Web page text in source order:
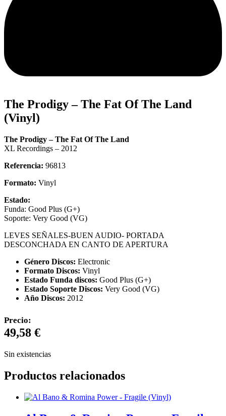
The Prodigy – The Fat Of The Land
(Vinyl)
The Prodigy – The Fat Of The Land
XL Recordings – 2012
Referencia: 96813
Formato: Vinyl
Estado:
Funda: Good Plus (G+)
Soporte: Very Good (VG)
LEVES SEÑALES-BUEN AUDIO- PORTADA
DESCONCHADA EN CANTO DE APERTURA
Género Discos: Electronic
Formato Discos: Vinyl
Estado Funda discos: Good Plus (G+)
Estado Soporte Discos: Very Good (VG)
Año Discos: 2012
Precio:
49,58 €
Sin existencias
Productos relacionados